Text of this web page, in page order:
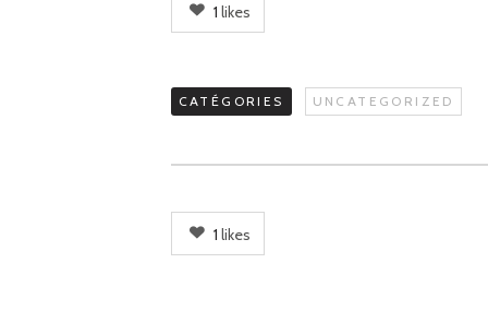
1 likes
CATÉGORIES UNCATEGORIZED
1 likes